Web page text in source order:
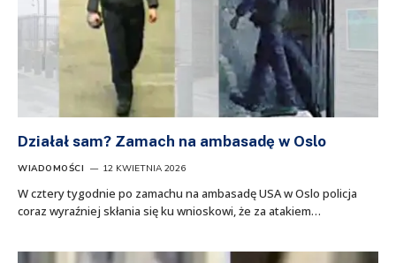
Działał sam? Zamach na ambasadę w Oslo
WIADOMOŚCI 12 KWIETNIA 2026
W cztery tygodnie po zamachu na ambasadę USA w Oslo policja
coraz wyraźniej skłania się ku wnioskowi, że za atakiem…